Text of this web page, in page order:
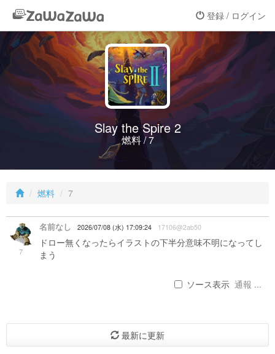
登録 / ログイン
Slay the Spire 2
燃料 / 7
燃料 7
7
名前なし 2026/07/08 (水) 17:09:24 17106@2ab50
ドロー無くなったらイラストの下半分意味不明になってし
まう
ソース表示 通報 ...
最新に更新